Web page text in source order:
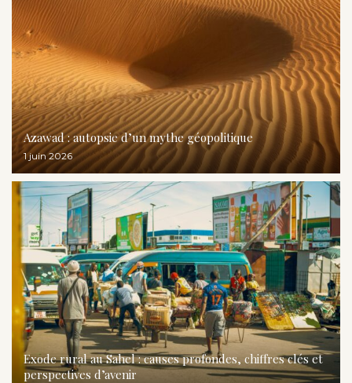
Azawad : autopsie d’un mythe géopolitique
1 juin 2026
Exode rural au Sahel : causes profondes, chiffres clés et
perspectives d’avenir